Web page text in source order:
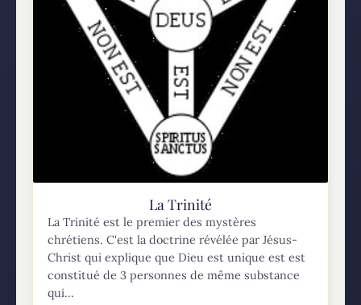
La Trinité
La Trinité est le premier des mystères
chrétiens. C'est la doctrine révélée par Jésus-
Christ qui explique que Dieu est unique est est
constitué de 3 personnes de même substance
qui...